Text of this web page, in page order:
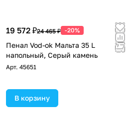
19 572 ₽24 465 ₽ -20%
Пенал Vod-ok Мальта 35 L
напольный, Серый камень
Арт. 45651
В корзину